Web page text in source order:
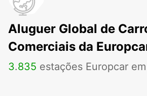
Aluguer Global de
Comerciais da
3.835 estações Europcar